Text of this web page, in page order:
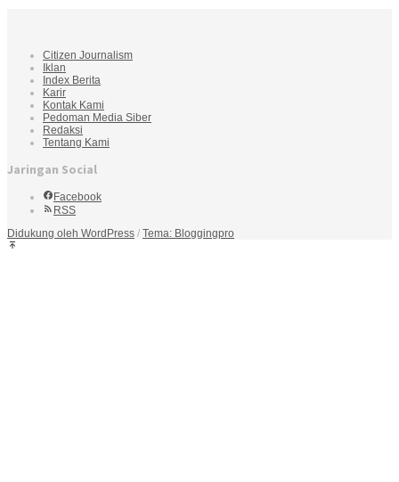
Citizen Journalism
Iklan
Index Berita
Karir
Kontak Kami
Pedoman Media Siber
Redaksi
Tentang Kami
Jaringan Social
Facebook
RSS
Didukung oleh WordPress / Tema: Bloggingpro